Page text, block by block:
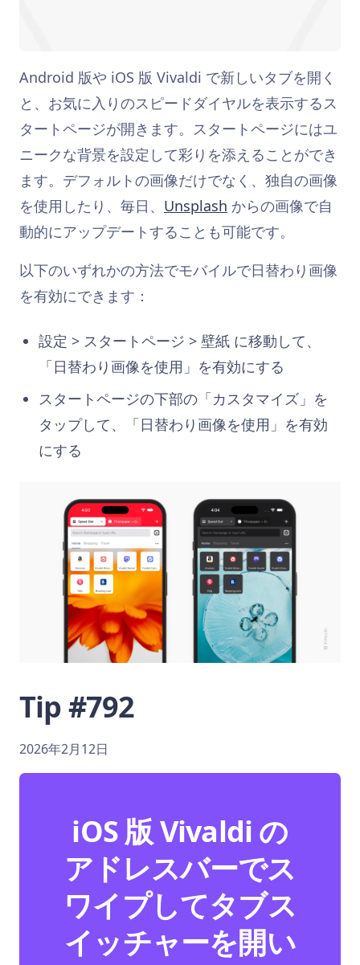
Android 版や iOS 版 Vivaldi で新しいタブを開く
と、お気に入りのスピードダイヤルを表示するス
タートページが開きます。スタートページにはユ
ニークな背景を設定して彩りを添えることができ
ます。デフォルトの画像だけでなく、独自の画像
を使用したり、毎日、 Unsplash からの画像で自
動的にアップデートすることも可能です。
以下のいずれかの方法でモバイルで日替わり画像
を有効にできます：
設定 > スタートページ > 壁紙 に移動して、
「日替わり画像を使用」を有効にする
スタートページの下部の「カスタマイズ」を
タップして、「日替わり画像を使用」を有効
にする
Tip #792
2026年2月12日
iOS 版 Vivaldi の
アドレスバーでス
ワイプしてタブス
イッチャーを開い